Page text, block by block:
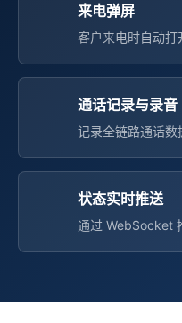
来电弹屏
客户来电时自动打
通话记录与录音
记录全链路通话数
状态实时推送
通过 WebSocket